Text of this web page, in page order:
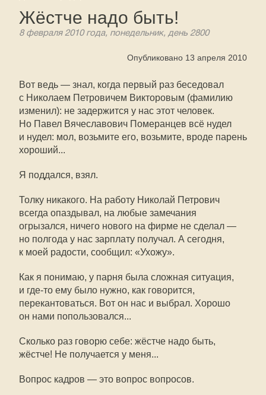
Жёстче надо быть!
8 февраля 2010 года, понедельник, день 2800
Опубликовано 13 апреля 2010
Вот ведь — знал, когда первый раз беседовал
с Николаем Петровичем Викторовым (фамилию
изменил): не задержится у нас этот человек.
Но Павел Вячеславович Померанцев всё нудел
и нудел: мол, возьмите его, возьмите, вроде парень
хороший...
Я поддался, взял.
Толку никакого. На работу Николай Петрович
всегда опаздывал, на любые замечания
огрызался, ничего нового на фирме не сделал —
но полгода у нас зарплату получал. А сегодня,
к моей радости, сообщил: «Ухожу».
Как я понимаю, у парня была сложная ситуация,
и где-то ему было нужно, как говорится,
перекантоваться. Вот он нас и выбрал. Хорошо
он нами попользовался...
Сколько раз говорю себе: жёстче надо быть,
жёстче! Не получается у меня...
Вопрос кадров — это вопрос вопросов.